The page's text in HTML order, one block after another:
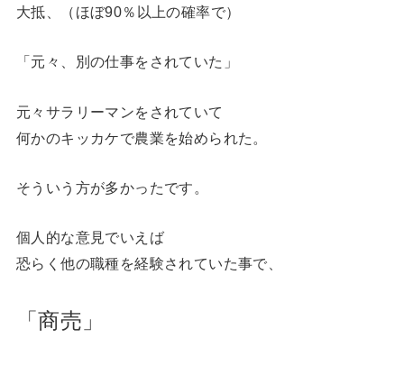
大抵、（ほぼ90％以上の確率で）
「元々、別の仕事をされていた」
元々サラリーマンをされていて
何かのキッカケで農業を始められた。
そういう方が多かったです。
個人的な意見でいえば
恐らく他の職種を経験されていた事で、
「商売」